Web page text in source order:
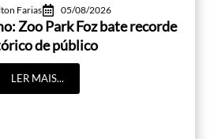
Farias 05/08/2026
Zoo Park Foz bate recorde
de público
LER MAIS...